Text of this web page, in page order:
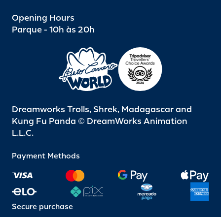
Opening Hours
Parque - 10h às 20h
Dreamworks Trolls, Shrek, Madagascar and
Kung Fu Panda © DreamWorks Animation
L.L.C.
Payment Methods
Secure purchase